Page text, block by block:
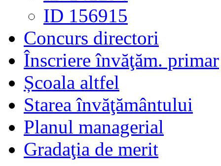
ID 156915
Concurs directori
Înscriere învăţăm. primar
Școala altfel
Starea învăţământului
Planul managerial
Gradaţia de merit